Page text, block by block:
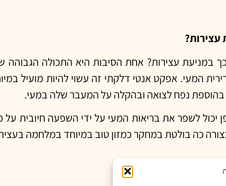
עצירות?
במניעת עצירות? אחת הסיבות היא התכולה הגבוהה
המעי. אפקט אנטי דלקתי זה עשוי להיות מועיל
בהוספת נפח לצואה ובהקלה על המעבר שלה במעי.
יכול לשפר את בריאות המעי על ידי השפעה חיובית על
כה בולטת במחקר כמזון טוב במיוחד במלחמה